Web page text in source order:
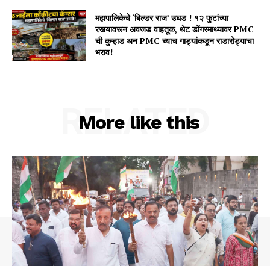
महापालिकेचे ‘बिल्डर राज’ उघड ! १२ फुटांच्या
रस्त्यावरून अवजड वाहतूक, थेट डोंगरमाथ्यावर PMC
ची कुऱ्हाड अन PMC च्याच गाड्यांकडून राडारोड्याचा
भराव!
More like this
RELATED